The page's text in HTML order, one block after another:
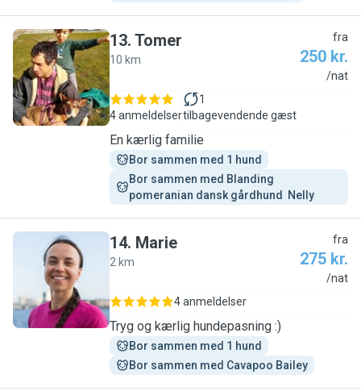
T
13. Tomer
10 km
fra
250 kr.
/nat
4 anmeldelser
1
tilbagevendende gæst
En kærlig familie
Bor sammen med 1 hund
Bor sammen med Blanding
pomeranian dansk gårdhund  Nelly
M
14. Marie
2 km
fra
275 kr.
/nat
4 anmeldelser
Tryg og kærlig hundepasning :)
Bor sammen med 1 hund
Bor sammen med Cavapoo Bailey